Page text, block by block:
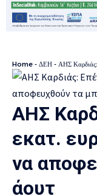
Home - ΔΕΗ - ΑΗΣ Καρδιάς:
ΑΗΣ
εκατ.
να
άουτ